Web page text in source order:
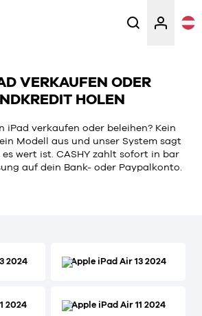
VERKAUFEN ODER
HOLEN
iPad verkaufen oder beleihen? Kein
Modell aus und unser System sagt
wert ist. CASHY zahlt sofort in bar
auf dein Bank- oder Paypalkonto.
2024 Apple iPad Air 13 2024
2024 Apple iPad Air 11 2024